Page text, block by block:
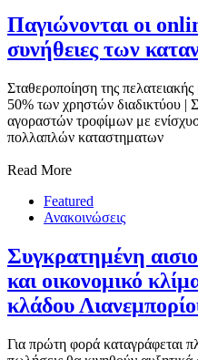
Παγιώνονται οι
συνήθειες των
Σταθεροποίηση της
50% των χρηστών διαδικτύου |
αγοραστών τροφίμων με
πολλαπλών καταστηματων
Read More
Featured
Ανακοινώσεις
Συγκρατημένη
και οικονομικό
κλάδου
Για πρώτη φορά καταγράφεται